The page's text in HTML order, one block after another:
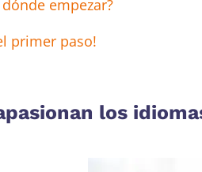
dónde empezar?
primer paso!
los